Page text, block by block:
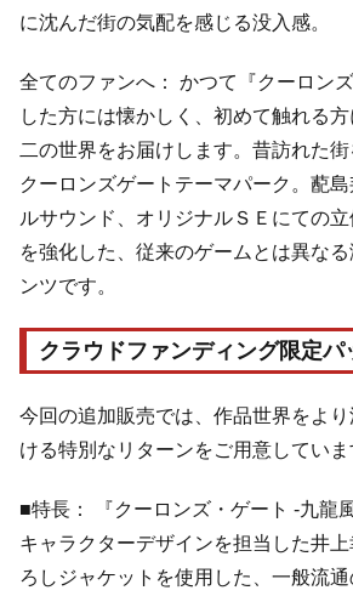
に沈んだ街の気配を感じる没入感。
全てのファンへ： かつて『クーロン
した方には懐かしく、初めて触れる
二の世界をお届けします。昔訪れた
クーロンズゲートテーマパーク。蓜
ルサウンド、オリジナルＳＥにての
を強化した、従来のゲームとは異な
ンツです。
クラウドファンディング限定パ
今回の追加販売では、作品世界をよ
ける特別なリターンをご用意していま
■特長： 『クーロンズ・ゲート -九龍
キャラクターデザインを担当した井
ろしジャケットを使用した、一般流